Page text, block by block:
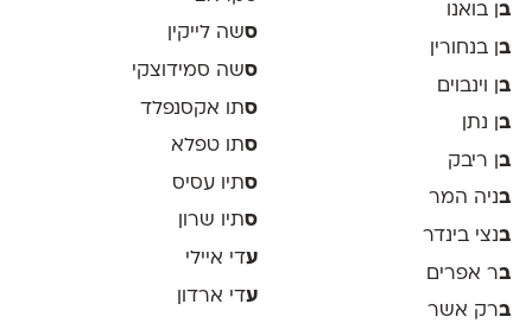
בן בואנו
בן בנחורין
בן וינבוים
בן נתן
בן ריבק
בניה המר
בנצי בינדר
בר אפרים
ברק אשר
סשה לייקין
סשה סמידוצקי
סתו אקסנפלד
סתו טפלא
סתיו עסיס
סתיו שרון
עדי איילי
עדי ארדון